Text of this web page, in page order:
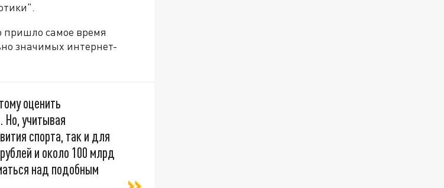
пришло самое время
значимых интернет-
оценить
Но, учитывая
спорта, так и для
и около 100 млрд
над подобным